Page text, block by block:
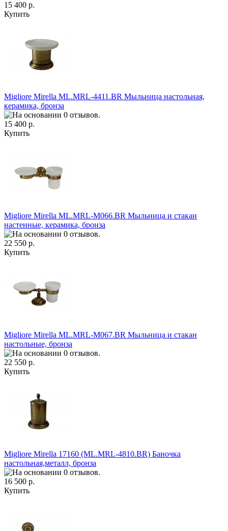
15 400 р.
Купить
Migliore Mirella ML.MRL-4411.BR Mыльница настольная,
керамика, бронза
15 400 р.
Купить
Migliore Mirella ML.MRL-M066.BR Мыльница и стакан
настенные, керамика, бронза
22 550 р.
Купить
Migliore Mirella ML.MRL-M067.ВR Мыльница и стакан
настольные, бронза
22 550 р.
Купить
Migliore Mirella 17160 (ML.MRL-4810.BR) Баночка
настольная,металл, бронза
16 500 р.
Купить